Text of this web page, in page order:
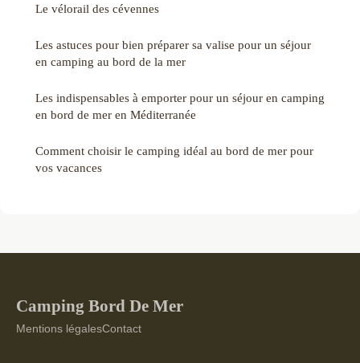
Le vélorail des cévennes
Les astuces pour bien préparer sa valise pour un séjour
en camping au bord de la mer
Les indispensables à emporter pour un séjour en camping
en bord de mer en Méditerranée
Comment choisir le camping idéal au bord de mer pour
vos vacances
Camping Bord De Mer
Mentions légalesContact